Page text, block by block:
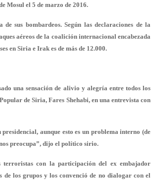
Mosul el 5 de marzo de 2016.
de sus bombardeos. Según las declaraciones de la
aéreosde la coalición internacional encabezada
en Siria e Irak es de más de 12.000.
una sensación de alivio y alegría entre todos los
de Siria, Fares Shehabi, en una entrevista con
aunque esto es un problema interno (de
preocupa”, dijo el político sirio.
con la participación del ex embajador
de los grupos y los convenció de no dialogar con el